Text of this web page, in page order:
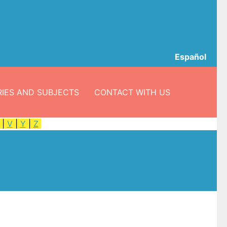
Español
AND SUBJECTS CONTACT WITH US
V| Y Z